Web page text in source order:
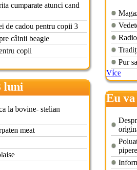
cumparate atunci cand
de cadou pentru copii 3
câinii beagle
copii
luni
la bovine- stelian
meat
Pur
Více
Eu